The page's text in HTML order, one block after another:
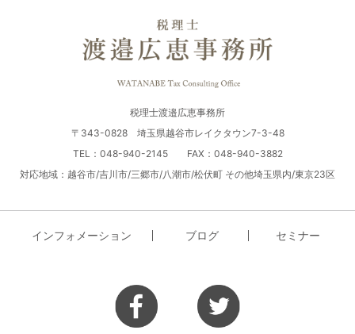
税理士渡邉広恵事務所
〒343-0828 埼玉県越谷市レイクタウン7-3-48
TEL：048-940-2145 FAX：048-940-3882
対応地域：越谷市/吉川市/三郷市/八潮市/松伏町 その他埼玉県内/東京23区
インフォメーション ブログ セミナー